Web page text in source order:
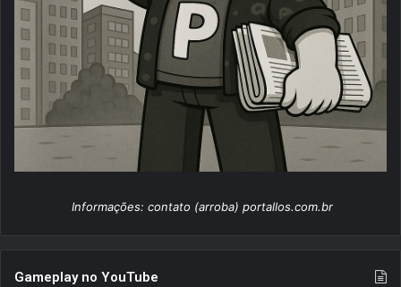
Informações: contato (arroba) portallos.com.br
Gameplay no YouTube